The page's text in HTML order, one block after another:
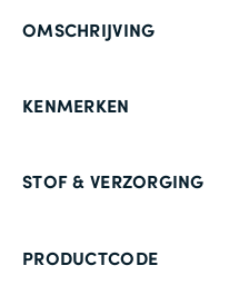
KENMERKEN
OMSCHRIJVING
STOF & VERZORGING
PRODUCTCODE